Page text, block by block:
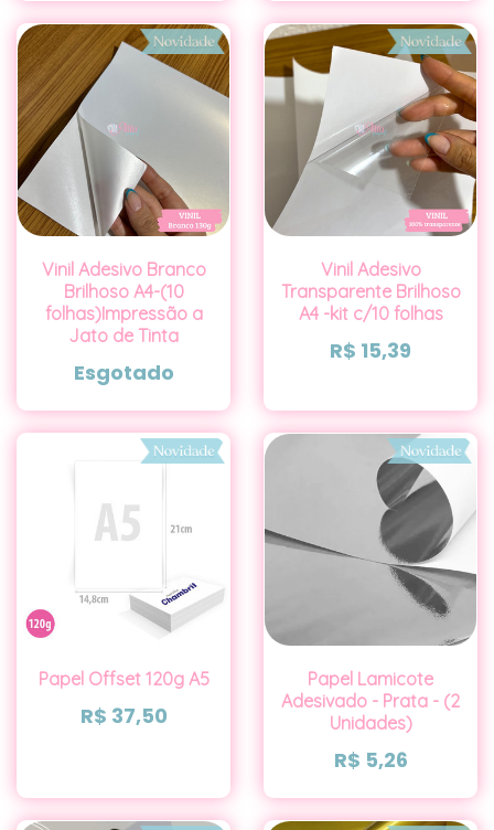
Vinil Adesivo Branco
Brilhoso A4-(10
folhas)Impressão a
Jato de Tinta
Esgotado
Vinil Adesivo
Transparente Brilhoso
A4 -kit c/10 folhas
R$ 15,39
Papel Offset 120g A5
R$ 37,50
Papel Lamicote
Adesivado - Prata - (2
Unidades)
R$ 5,26